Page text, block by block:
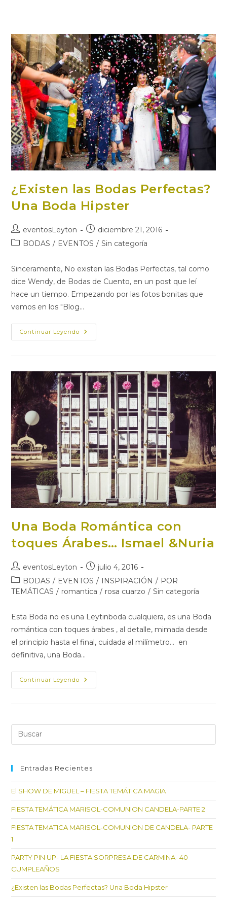
¿Existen las Bodas Perfectas?
Una Boda Hipster
Autor
de
eventosLeyton
Publicación
de
diciembre 21, 2016
Categoría
la
entrada:
BODAS / EVENTOS / Sin categoría
Sinceramente, No existen las Bodas Perfectas, tal como
dice Wendy, de Bodas de Cuento, en un post que leí
hace un tiempo. Empezando por las fotos bonitas que
vemos en los "Blog…
Continuar Leyendo ¿Existen
Las
Hipster
Una Boda Romántica con
toques Árabes… Ismael &Nuria
Autor
de
la
eventosLeyton
Publicación
de
la
entrada:
julio 4, 2016
Categoría
de
BODAS / EVENTOS / INSPIRACIÓN / POR
TEMÁTICAS / romantica / rosa cuarzo / Sin categoría
Esta Boda no es una Leytinboda cualquiera, es una Boda
romántica con toques árabes , al detalle, mimada desde
el principio hasta el final, cuidada al milímetro... en
definitiva, una Boda…
Continuar Leyendo Una
Boda
Ismael
Entradas Recientes
El SHOW DE MIGUEL – FIESTA TEMÁTICA MAGIA
FIESTA TEMÁTICA MARISOL-COMUNION CANDELA-PARTE 2
FIESTA TEMATICA MARISOL-COMUNION DE CANDELA- PARTE
1
PARTY PIN UP- LA FIESTA SORPRESA DE CARMINA- 40
CUMPLEAÑOS
¿Existen las Bodas Perfectas? Una Boda Hipster